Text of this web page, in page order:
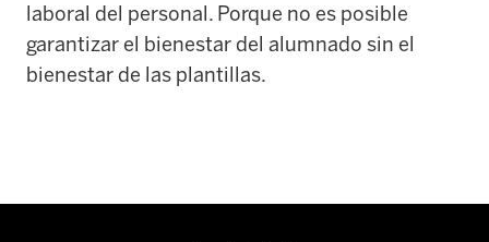
laboral del personal. Porque no es posible
garantizar el bienestar del alumnado sin el
bienestar de las plantillas.